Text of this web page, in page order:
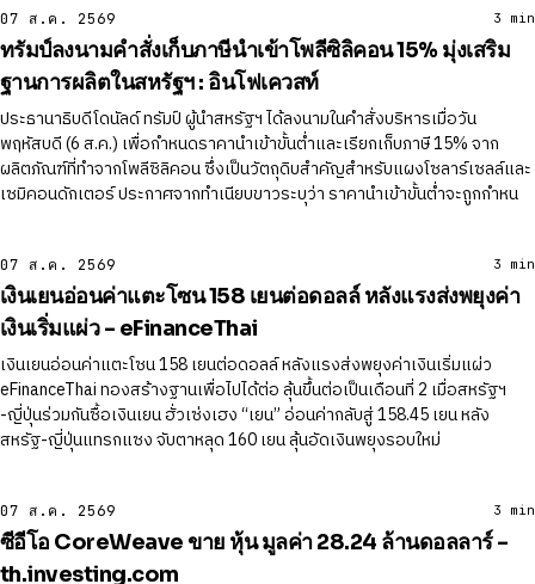
07 ส.ค. 2569
ทรัมป์ลงนามคำสั่งเก็บภาษีนำเข้าโพลีซิลิคอน 15% มุ่งเสริม
ฐานการผลิตในสหรัฐฯ : อินโฟเควสท์
ประธานาธิบดีโดนัลด์ ทรัมป์ ผู้นำสหรัฐฯ ได้ลงนามในคำสั่งบริหารเมื่อวัน
พฤหัสบดี (6 ส.ค.) เพื่อกำหนดราคานำเข้าขั้นต่ำและเรียกเก็บภาษี 15% จาก
ผลิตภัณฑ์ที่ทำจากโพลีซิลิคอน ซึ่งเป็นวัตถุดิบสำคัญสำหรับแผงโซลาร์เซลล์และ
เซมิคอนดักเตอร์ ประกาศจากทำเนียบขาวระบุว่า ราคานำเข้าขั้นต่ำจะถูกกำหน
3 min
07 ส.ค. 2569
เงินเยนอ่อนค่าแตะโซน 158 เยนต่อดอลล์ หลังแรงส่งพยุงค่า
เงินเริ่มแผ่ว - eFinanceThai
เงินเยนอ่อนค่าแตะโซน 158 เยนต่อดอลล์ หลังแรงส่งพยุงค่าเงินเริ่มแผ่ว
eFinanceThai ทองสร้างฐานเพื่อไปได้ต่อ ลุ้นขึ้นต่อเป็นเดือนที่ 2 เมื่อสหรัฐฯ
-ญี่ปุ่นร่วมกันซื้อเงินเยน ฮั่วเซ่งเฮง “เยน” อ่อนค่ากลับสู่ 158.45 เยน หลัง
สหรัฐ-ญี่ปุ่นแทรกแซง จับตาหลุด 160 เยน ลุ้นอัดเงินพยุงรอบใหม่
3 min
07 ส.ค. 2569
ซีอีโอ CoreWeave ขาย หุ้น มูลค่า 28.24 ล้านดอลลาร์ -
th.investing.com
3 min